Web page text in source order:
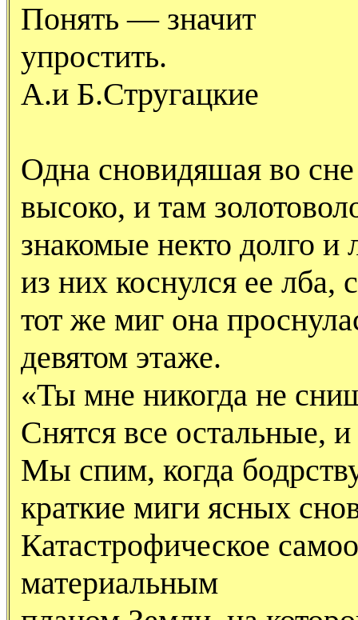
Понять — значит
упростить.
А.и Б.Стругацкие
Одна сновидяшая во
высоко, и там
знакомые некто долго и
из них коснулся ее
тот же миг она
девятом этаже.
«Ты мне никогда не
Снятся все остальные,
Мы спим, когда
краткие миги ясных
Катастрофическое
материальным